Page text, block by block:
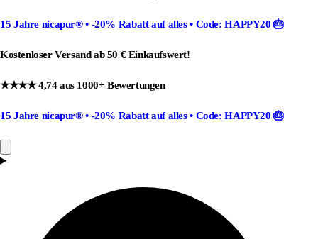
15 Jahre nicapur®• -20% Rabattauf alles • Code: HAPPY20🎂
Kostenloser Versand ab 50 € Einkaufswert!
★★★★ 4,74 aus 1000+ Bewertungen
15 Jahre nicapur®• -20% Rabattauf alles • Code: HAPPY20🎂